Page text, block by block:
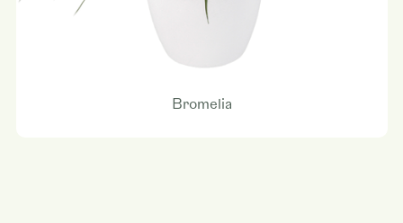
Bromelia